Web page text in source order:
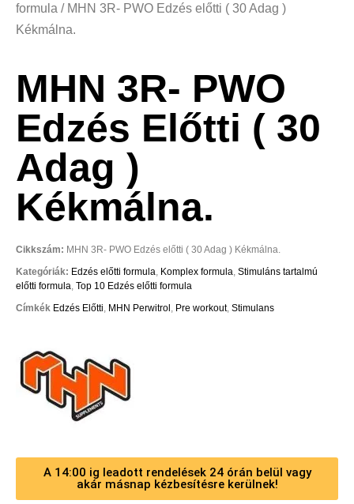
formula / MHN 3R- PWO Edzés előtti ( 30 Adag )
Kékmálna.
MHN 3R- PWO
Edzés Előtti ( 30
Adag )
Kékmálna.
Cikkszám: MHN 3R- PWO Edzés előtti ( 30 Adag ) Kékmálna.
Kategóriák: Edzés előtti formula, Komplex formula, Stimuláns tartalmú
előtti formula, Top 10 Edzés előtti formula
Címkék Edzés Előtti, MHN Perwitrol , Pre workout, Stimulans
A 14:00 ig leadott rendelések 24 órán belül vagy
akár másnap kézbesítésre kerülnek!